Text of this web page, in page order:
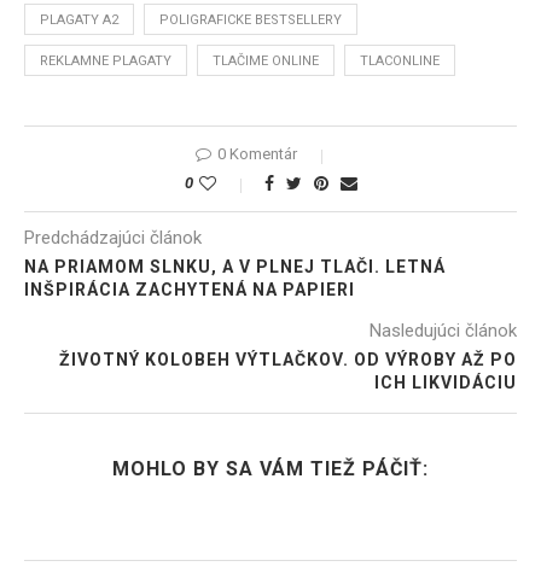
PLAGATY A2 POLIGRAFICKE BESTSELLERY
REKLAMNE PLAGATY TLAČIME ONLINE TLACONLINE
0 Komentár
0
Predchádzajúci článok
NA PRIAMOM SLNKU, A V PLNEJ TLAČI. LETNÁ
INŠPIRÁCIA ZACHYTENÁ NA PAPIERI
Nasledujúci článok
ŽIVOTNÝ KOLOBEH VÝTLAČKOV. OD VÝROBY AŽ PO
ICH LIKVIDÁCIU
MOHLO BY SA VÁM TIEŽ PÁČIŤ: